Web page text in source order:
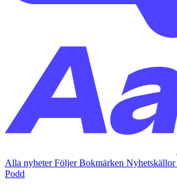
Alla nyheterFöljerBokmärken Nyhetskällor
Podd